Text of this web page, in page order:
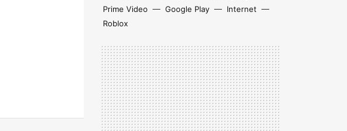
Prime Video
Google Play
Internet
Roblox